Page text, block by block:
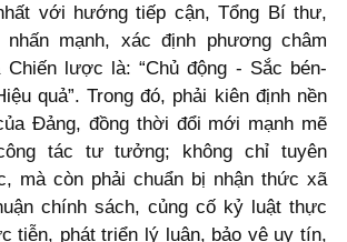
với hướng tiếp cận, Tổng Bí thư,
mạnh, xác định phương châm
Chiến lược là: “Chủ động - Sắc bén-
quả”. Trong đó, phải kiên định nền
Đảng, đồng thời đổi mới mạnh mẽ
tác tư tưởng; không chỉ tuyên
mà còn phải chuẩn bị nhận thức xã
chính sách, củng cố kỷ luật thực
tiễn, phát triển lý luận, bảo vệ uy tín,